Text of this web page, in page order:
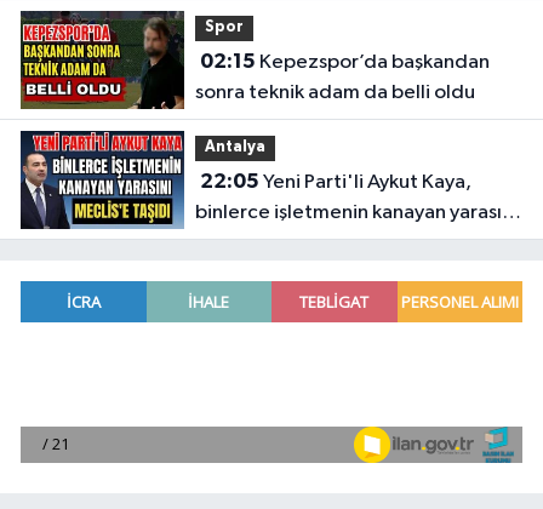
Spor
02:15
sonra teknik adam da belli oldu
Antalya
22:05
binlerce işletmenin kanayan yarasını
Meclis'e taşıdı